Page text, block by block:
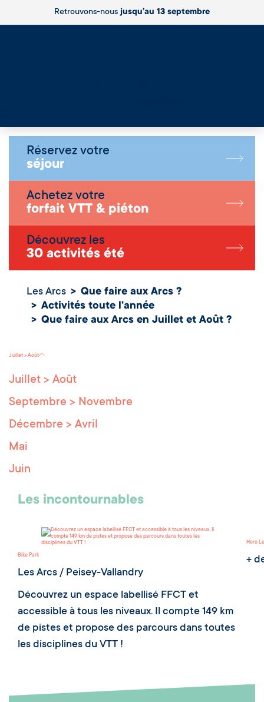
Retrouvons-nousjusqu’au 13 septembre
Réservez votre
séjour
Achetez votre
forfait VTT & piéton
Découvrez les
30 activités été
Les Arcs
Que faire aux Arcs ?
Activités toute l'année
Que faire aux Arcs en Juillet et Août ?
Que faire aux Arcs en
Juillet > Août
Juillet > Août
Septembre > Novembre
Décembre > Avril
Mai
Juin
Les incontournables
Bike Park
Les Arcs / Peisey-Vallandry
Découvrez un espace labellisé FFCT et
accessible à tous les niveaux. Il compte 149 km
de pistes et propose des parcours dans toutes
les disciplines du VTT !
Hero
+